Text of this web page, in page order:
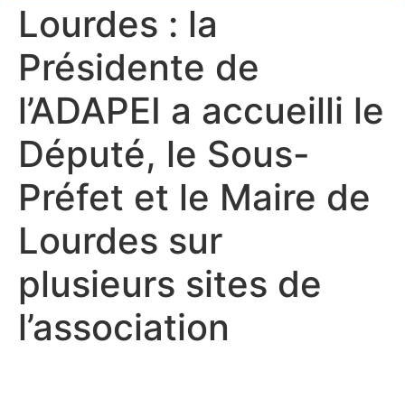
Lourdes : la
Présidente de
l’ADAPEI a accueilli le
Député, le Sous-
Préfet et le Maire de
Lourdes sur
plusieurs sites de
l’association